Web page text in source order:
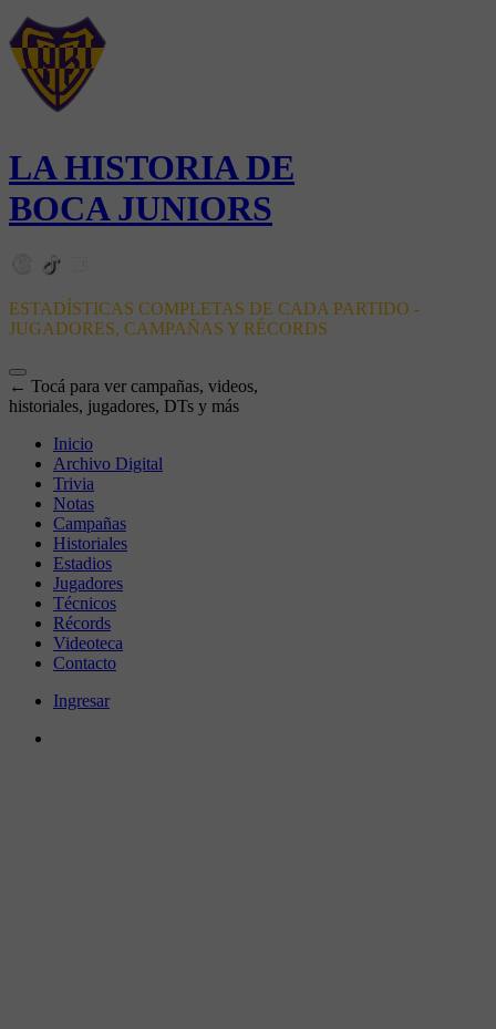
LA HISTORIA DE
BOCA JUNIORS
ESTADÍSTICAS COMPLETAS DE CADA PARTIDO -
JUGADORES, CAMPAÑAS Y RÉCORDS
← Tocá para ver campañas, videos,
historiales, jugadores, DTs y más
Inicio
Archivo Digital
Trivia
Notas
Campañas
Historiales
Estadios
Jugadores
Técnicos
Récords
Videoteca
Contacto
Ingresar